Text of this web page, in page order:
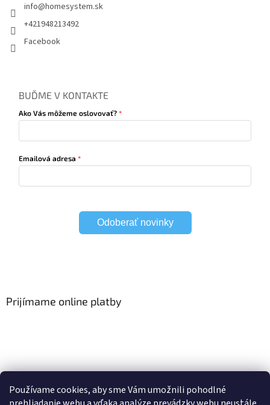
Používame cookies, aby sme Vám umožnili pohodlné
info@homesystem.sk
+421948213492
Facebook
BUĎME V KONTAKTE
Ako Vás môžeme oslovovať?
Emailová adresa
Odoberať novinky
Prijímame online platby